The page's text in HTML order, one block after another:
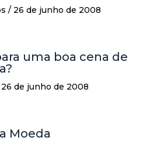
/ 26 de junho de 2008
uma boa cena de
26 de junho de 2008
Moeda